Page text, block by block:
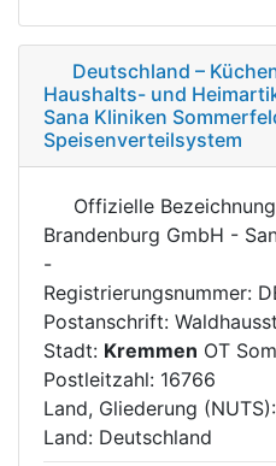
Deutschland –
Haushalts- und
Sana Kliniken
Speisenverteilsystem
Offizielle
Brandenburg GmbH -
-
Registrierungsnummer:
Postanschrift:
Stadt: Kremmen OT
Postleitzahl: 16766
Land, Gliederung
Land: Deutschland